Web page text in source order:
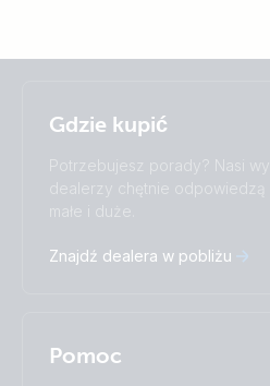
Polskie
Change language
Čeština
Deutsch
Italiano
Suomalainen
Stay up to date
Subscribe
Gdzie kupić
Potrzebujesz porady? Nasi
dealerzy chętnie odpowiedzą
małe i duże.
Znajdź dealera w pobliżu
Pomoc